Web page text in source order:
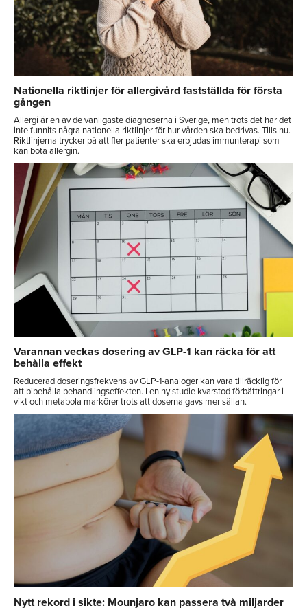
Nationella riktlinjer för allergivård fastställda för första
gången
Allergi är en av de vanligaste diagnoserna i Sverige, men trots det har det
inte funnits några nationella riktlinjer för hur vården ska bedrivas. Tills nu.
Riktlinjerna trycker på att fler patienter ska erbjudas immunterapi som
kan bota allergin.
Varannan veckas dosering av GLP-1 kan räcka för att
behålla effekt
Reducerad doseringsfrekvens av GLP-1-analoger kan vara tillräcklig för
att bibehålla behandlingseffekten. I en ny studie kvarstod förbättringar i
vikt och metabola markörer trots att doserna gavs mer sällan.
Nytt rekord i sikte: Mounjaro kan passera två miljarder